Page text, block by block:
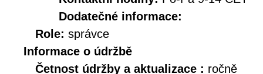
Dodatečné informace:
Role: správce
Informace o údržbě
Četnost údržby a aktualizace : ročně